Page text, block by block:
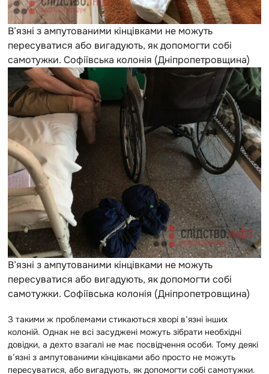
В’язні з ампутованими кінцівками не можуть
пересуватися або вигадують, як допомогти собі
самотужки. Софіївська колонія (Дніпропетровщина)
В’язні з ампутованими кінцівками не можуть
пересуватися або вигадують, як допомогти собі
самотужки. Софіївська колонія (Дніпропетровщина)
З такими ж проблемами стикаються хворі в’язні інших
колоній. Однак не всі засуджені можуть зібрати необхідні
довідки, а дехто взагалі не має посвідчення особи. Тому деякі
в’язні з ампутованими кінцівками або просто не можуть
пересуватися, або вигадують, як допомогти собі самотужки.